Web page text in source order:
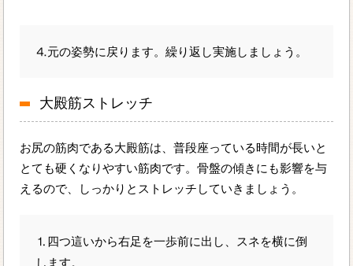
⒋元の姿勢に戻ります。繰り返し実施しましょう。
大殿筋ストレッチ
お尻の筋肉である大殿筋は、普段座っている時間が長いと
とても硬くなりやすい筋肉です。骨盤の傾きにも影響を与
えるので、しっかりとストレッチしていきましょう。
⒈四つ這いから右足を一歩前に出し、スネを横に倒
します。